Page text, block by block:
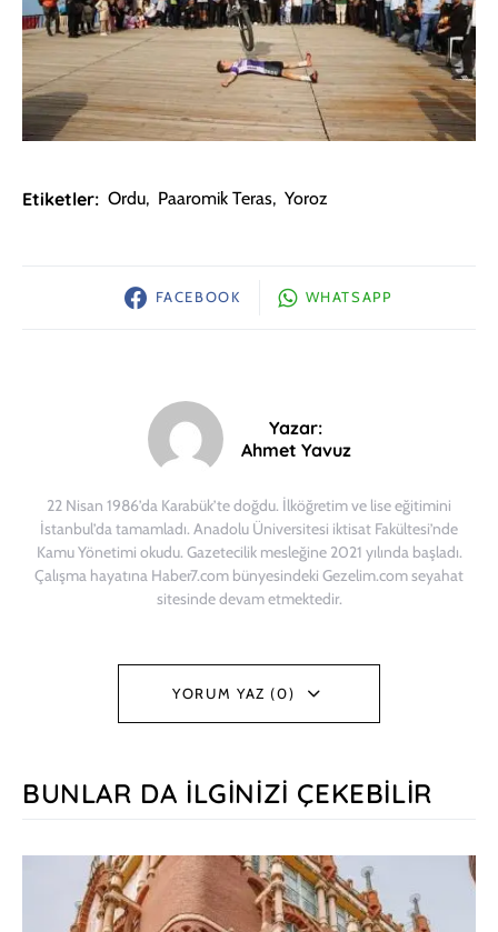
Etiketler: Ordu, Paaromik Teras, Yoroz
FACEBOOK WHATSAPP
Yazar:
Ahmet Yavuz
22 Nisan 1986’da Karabük’te doğdu. İlköğretim ve lise eğitimini
İstanbul’da tamamladı. Anadolu Üniversitesi iktisat Fakültesi’nde
Kamu Yönetimi okudu. Gazetecilik mesleğine 2021 yılında başladı.
Çalışma hayatına Haber7.com bünyesindeki Gezelim.com seyahat
sitesinde devam etmektedir.
YORUM YAZ (0)
BUNLAR DA İLGINIZI ÇEKEBILIR